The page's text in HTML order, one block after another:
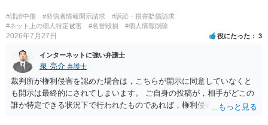
弁護士にご相談になるのが良いかと存じます。まずは電話相談などで
直接弁護士にご相談になることをお勧めいたします。
#誹謗中傷 #発信者情報開示請求
#訴訟・損害賠償請求
#ネット上の個人特定被害
#名誉毀損 #個人情報削除
2026年7月27日 役にたった 3
インターネットに強い弁護士
泉 亮介 弁護士
裁判所が権利侵害を認めた場合は，こちらが開示に同意していなくと
も開示は最終的にされてしまいます。 ご自身の投稿が，相手がどこの
誰か特定できる状況下で行われたものであれば，権利侵害性が認めら